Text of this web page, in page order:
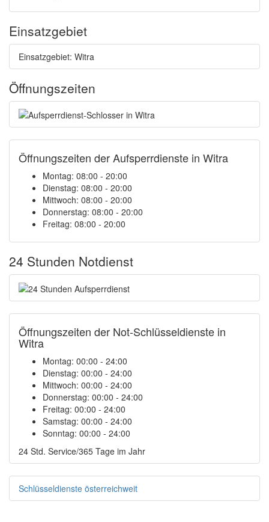
Einsatzgebiet
Einsatzgebiet: Witra
Öffnungszeiten
Öffnungszeiten der Aufsperrdienste in Witra
Montag: 08:00 - 20:00
Dienstag: 08:00 - 20:00
Mittwoch: 08:00 - 20:00
Donnerstag: 08:00 - 20:00
Freitag: 08:00 - 20:00
24 Stunden Notdienst
Öffnungszeiten der Not-Schlüsseldienste in
Witra
Montag: 00:00 - 24:00
Dienstag: 00:00 - 24:00
Mittwoch: 00:00 - 24:00
Donnerstag: 00:00 - 24:00
Freitag: 00:00 - 24:00
Samstag: 00:00 - 24:00
Sonntag: 00:00 - 24:00
24 Std. Service/365 Tage im Jahr
Schlüsseldienste österreichweit